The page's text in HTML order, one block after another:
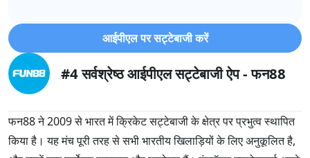
आईपीएल पर सट्टेबाजी करें
#4 सर्वश्रेष्ठ आईपीएल सट्टेबाजी ऐप - फन88
फन88 ने 2009 से भारत में क्रिकेट सट्टेबाजी के क्षेत्र पर प्रभुत्व स्थापित
किया है। यह मंच पूरी तरह से सभी भारतीय खिलाड़ियों के लिए अनुकूलित है,